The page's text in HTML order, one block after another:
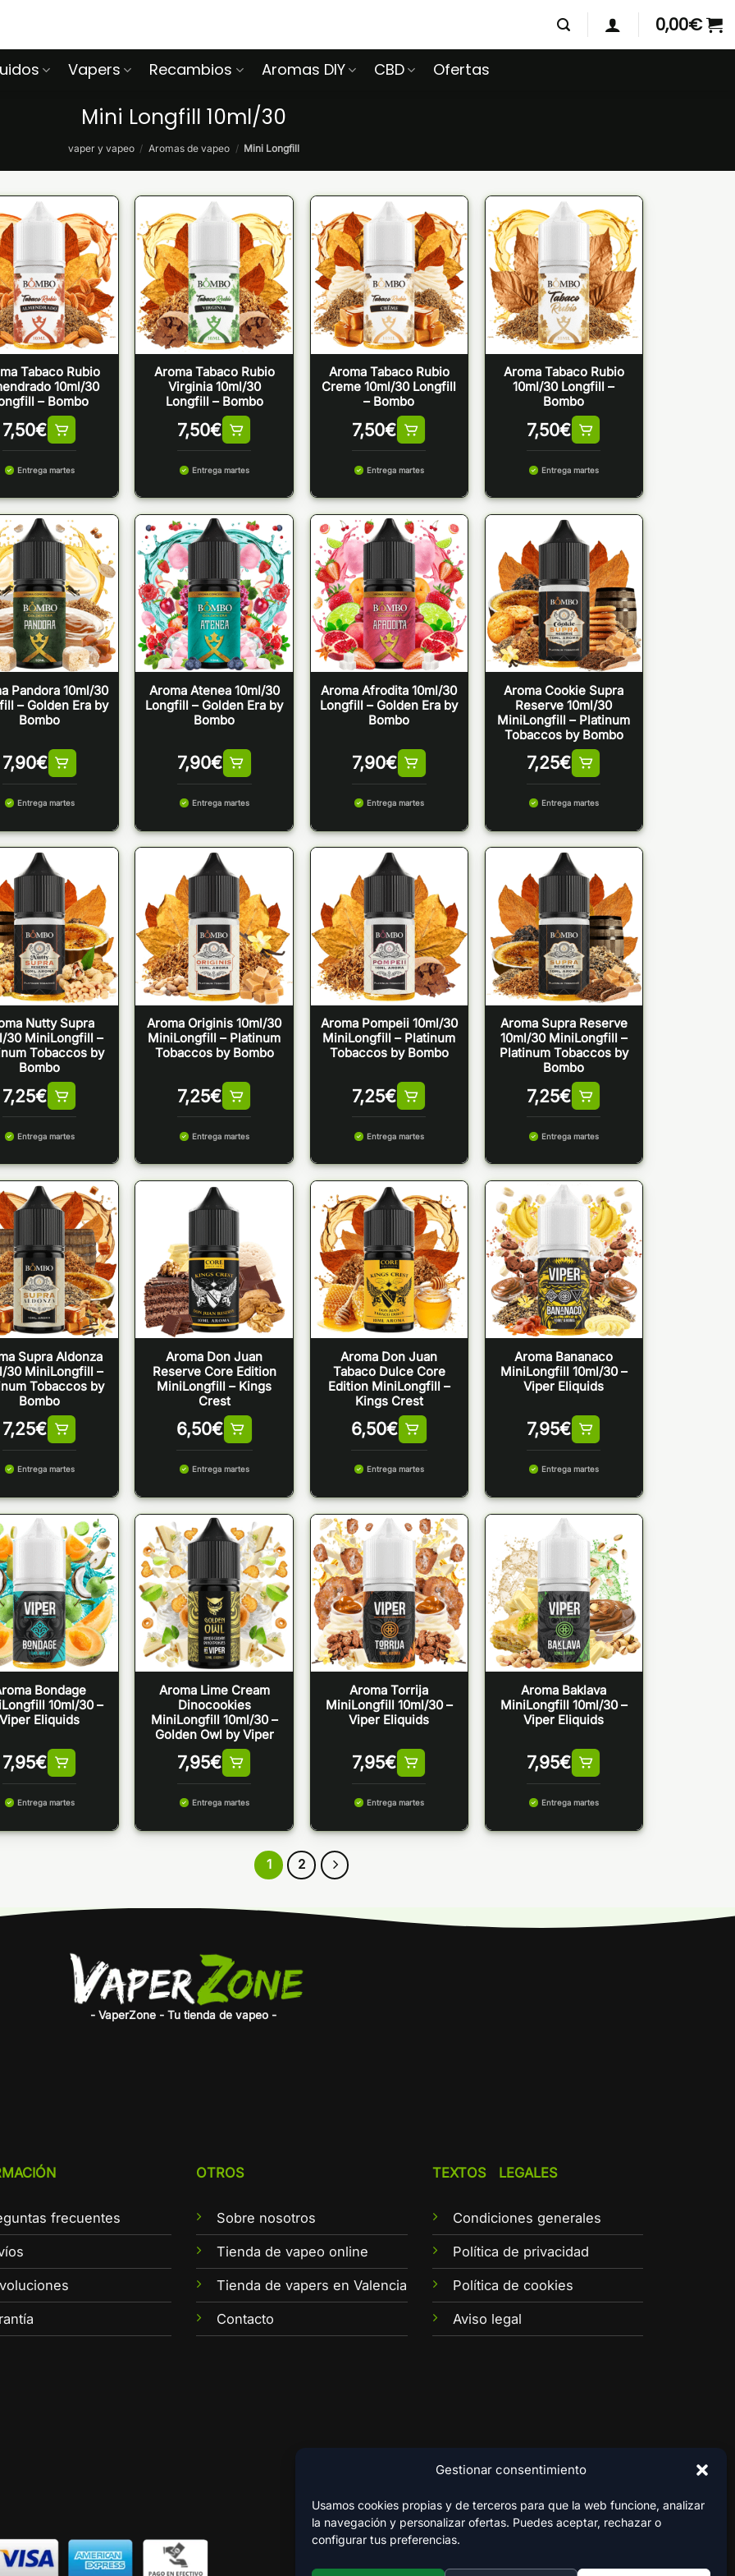
Gestionar consentimiento
Usamos cookies propias y de terceros para que la web funcione, analizar
la navegación y personalizar ofertas. Puedes aceptar, rechazar o
configurar tus preferencias.
0,00€
Vapers Recambios Aromas DIY CBD Ofertas
Mini Longfill 10ml/30
vaper y vapeo / Aromas de vapeo / Mini Longfill
Tabaco Rubio
10ml/30
– Bombo
7,50€
Entrega martes
Aroma Tabaco Rubio
Virginia 10ml/30
Longfill – Bombo
7,50€
Entrega martes
Aroma Tabaco Rubio
Creme 10ml/30 Longfill
– Bombo
7,50€
Entrega martes
Aroma Tabaco Rubio
10ml/30 Longfill –
Bombo
7,50€
Entrega martes
Pandora 10ml/30
– Golden Era by
Bombo
7,90€
Entrega martes
Aroma Atenea 10ml/30
Longfill – Golden Era by
Bombo
7,90€
Entrega martes
Aroma Afrodita 10ml/30
Longfill – Golden Era by
Bombo
7,90€
Entrega martes
Aroma Cookie Supra
Reserve 10ml/30
MiniLongfill – Platinum
Tobaccos by Bombo
7,25€
Entrega martes
Nutty Supra
30 MiniLongfill –
Tobaccos by
Bombo
7,25€
Entrega martes
Aroma Originis 10ml/30
MiniLongfill – Platinum
Tobaccos by Bombo
7,25€
Entrega martes
Aroma Pompeii 10ml/30
MiniLongfill – Platinum
Tobaccos by Bombo
7,25€
Entrega martes
Aroma Supra Reserve
10ml/30 MiniLongfill –
Platinum Tobaccos by
Bombo
7,25€
Entrega martes
Supra Aldonza
30 MiniLongfill –
Tobaccos by
Bombo
7,25€
Entrega martes
Aroma Don Juan
Reserve Core Edition
MiniLongfill – Kings
Crest
6,50€
Entrega martes
Aroma Don Juan
Tabaco Dulce Core
Edition MiniLongfill –
Kings Crest
6,50€
Entrega martes
Aroma Bananaco
MiniLongfill 10ml/30 –
Viper Eliquids
7,95€
Entrega martes
Bondage
10ml/30 –
Viper Eliquids
7,95€
Entrega martes
Aroma Lime Cream
Dinocookies
MiniLongfill 10ml/30 –
Golden Owl by Viper
7,95€
Entrega martes
Aroma Torrija
MiniLongfill 10ml/30 –
Viper Eliquids
7,95€
Entrega martes
Aroma Baklava
MiniLongfill 10ml/30 –
Viper Eliquids
7,95€
Entrega martes
1 2
- VaperZone - Tu tienda de vapeo -
frecuentes
OTROS
Sobre nosotros
Tienda de vapeo online
Tienda de vapers en Valencia
Contacto
TEXTOS LEGALES
Condiciones generales
Política de privacidad
Política de cookies
Aviso legal